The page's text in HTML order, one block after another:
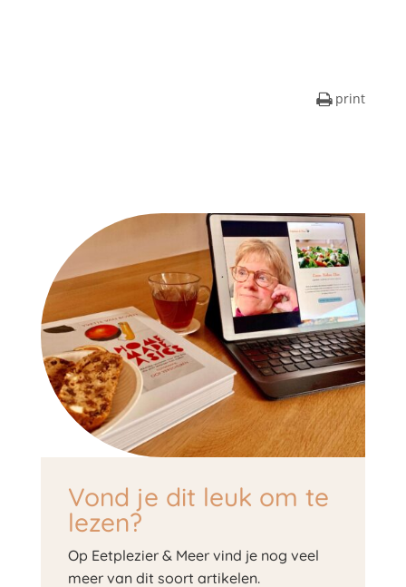
print
Vond je dit leuk om te
lezen?
Op Eetplezier & Meer vind je nog veel
meer van dit soort artikelen.